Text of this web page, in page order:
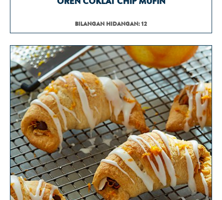
BILANGAN HIDANGAN: 12